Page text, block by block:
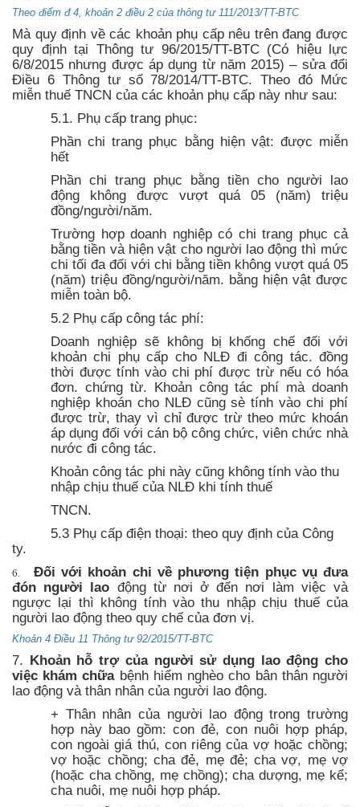
Theo điểm đ 4, khoản 2 điều 2 của thông tư 111/2013/TT-BTC
Mà quy định về các khoản phụ cấp nêu trên đang được
quy định tại Thông tư 96/2015/TT-BTC (Có hiệu lực
6/8/2015 nhưng được áp dụng từ năm 2015) – sửa đổi
Điều 6 Thông tư số 78/2014/TT-BTC. Theo đó Mức
miễn thuế TNCN của các khoản phụ cấp này như sau:
5.1. Phụ cấp trang phục:
Phần chi trang phục bằng hiện vật: được miễn
hết
Phần chi trang phục bằng tiền cho người lao
động không được vượt quá 05 (năm) triệu
đồng/người/năm.
Trường hợp doanh nghiệp có chi trang phục cả
bằng tiền và hiện vật cho người lao động thì mức
chi tối đa đối với chi bằng tiền không vượt quá 05
(năm) triệu đồng/người/năm. bằng hiện vật được
miễn toàn bộ.
5.2 Phụ cấp công tác phí:
Doanh nghiệp sẽ không bị khống chế đối với
khoản chi phụ cấp cho NLĐ đi công tác. đồng
thời được tính vào chi phí được trừ nếu có hóa
đơn. chứng từ. Khoản công tác phí mà doanh
nghiệp khoán cho NLĐ cũng sè tính vào chi phí
được trừ, thay vì chỉ được trừ theo mức khoán
áp dụng đối với cán bộ công chức, viên chức nhà
nước đi công tác.
Khoản công tác phi này cũng không tính vào thu
nhập chịu thuế của NLĐ khi tính thuế
TNCN.
5.3 Phụ cấp điện thoại: theo quy định của Công
ty.
6.
Đối với khoản chi về phương tiện phục vụ đưa
đón người lao động từ nơi ở đến nơi làm việc và
ngược lại thì không tính vào thu nhập chịu thuế của
người lao động theo quy chế của đơn vị.
Khoản 4 Điều 11 Thông tư 92/2015/TT-BTC
7. Khoản hỗ trợ của người sử dụng lao động cho
việc khám chữabệnh hiểm nghèo cho bân thân người
lao động và thân nhân của người lao động.
+ Thân nhân của người lao động trong trường
hợp này bao gồm: con đẻ, con nuôi hợp pháp,
con ngoài giá thú, con riêng của vợ hoặc chồng;
vợ hoặc chồng; cha đẻ, mẹ đẻ; cha vợ, mẹ vợ
(hoặc cha chồng, mẹ chồng); cha dượng, mẹ kể;
cha nuôi, mẹ nuôi hợp pháp.